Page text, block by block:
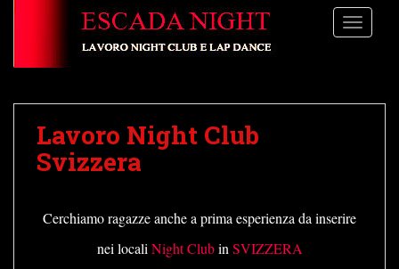
Lavoro Night Club
Svizzera
Cerchiamo ragazze anche a prima esperienza da inserire
nei locali Night Clubin SVIZZERA